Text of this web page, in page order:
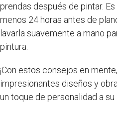
prendas después de pintar.
menos 24 horas antes de
lavarla suavemente a mano
pintura.
¡Con estos consejos en
impresionantes diseños y
un toque de personalidad a